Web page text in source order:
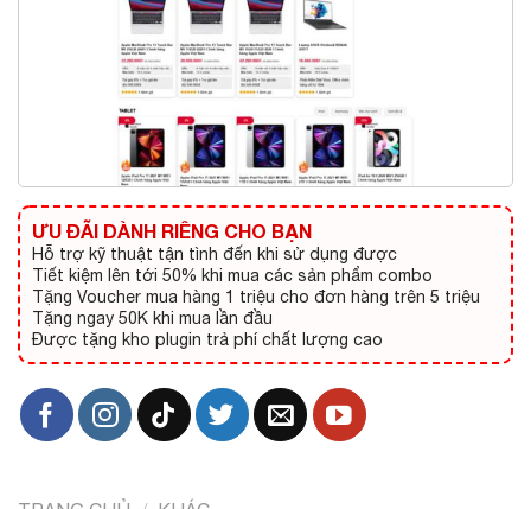
ƯU ĐÃI DÀNH RIÊNG CHO BẠN
Hỗ trợ kỹ thuật tận tình đến khi sử dụng được
Tiết kiệm lên tới 50% khi mua các sản phẩm combo
Tặng Voucher mua hàng 1 triệu cho đơn hàng trên 5 triệu
Tặng ngay 50K khi mua lần đầu
Được tặng kho plugin trả phí chất lượng cao